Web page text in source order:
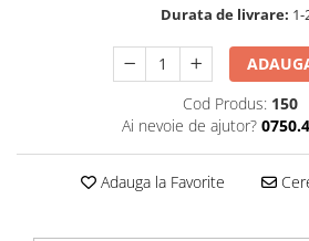
Lănțișoare cu Soare
Lănțișoare cu Semilună
Lănțișoare cu Animale
Lănțișoare cu Pietre Naturale
Durata de livrare: 1-
Cod Produs: 150
Ai nevoie de ajutor?
Adauga la Favorite